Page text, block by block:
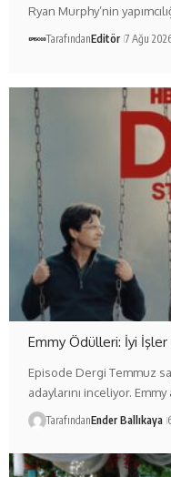
Ryan Murphy’nin
TarafındanEditör 7 Ağu
Emmy Ödülleri: İyi
Episode Dergi Temmuz
adaylarını inceliyor.
TarafındanEnder Ballıkaya